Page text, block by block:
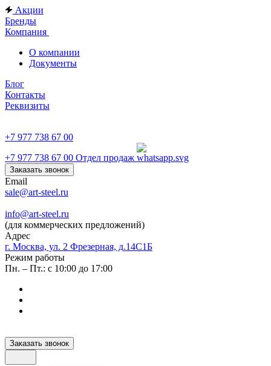
Акции
Бренды
Компания
О компании
Документы
Блог
Контакты
Реквизиты
+7 977 738 67 00
+7 977 738 67 00 Отдел продаж
Заказать звонок
Email
sale@art-steel.ru
info@art-steel.ru
(для коммерческих предложений)
Адрес
г. Москва, ул. 2 Фрезерная, д.14С1Б
Режим работы
Пн. – Пт.: с 10:00 до 17:00
Заказать звонок